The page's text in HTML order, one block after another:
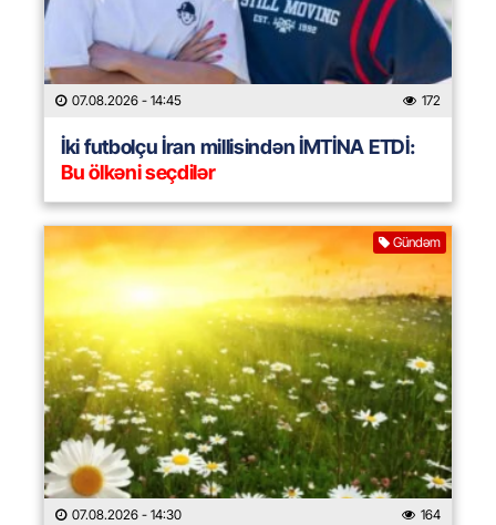
07.08.2026 - 14:45 172
İki futbolçu İran millisindən İMTİNA ETDİ:
Bu ölkəni seçdilər
Gündəm
07.08.2026 - 14:30 164